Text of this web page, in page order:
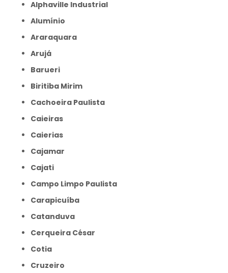
Alphaville Industrial
Alumínio
Araraquara
Arujá
Barueri
Biritiba Mirim
Cachoeira Paulista
Caieiras
Caierias
Cajamar
Cajati
Campo Limpo Paulista
Carapicuíba
Catanduva
Cerqueira César
Cotia
Cruzeiro